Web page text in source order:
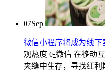
07Sep
微信小程序将成为线下
观热度 0•微信 在移动
夹缝中生存，寻找红